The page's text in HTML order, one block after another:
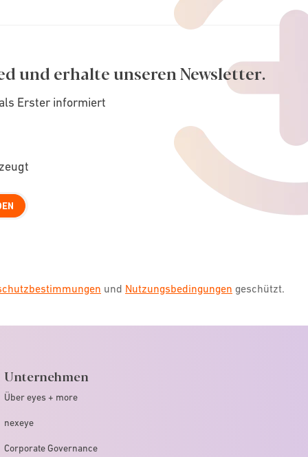
und erhalte unseren Newsletter.
Erster informiert
und Nutzungsbedingungen geschützt.
Unternehmen
Über eyes + more
nexeye
Corporate Governance